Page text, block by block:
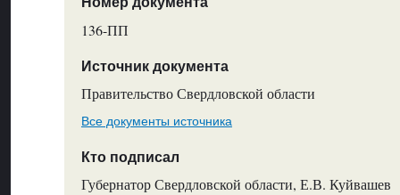
136-ПП
Источник документа
Правительство Свердловской области
Все документы источника
Кто подписал
Губернатор Свердловской области, Е.В. Куйвашев